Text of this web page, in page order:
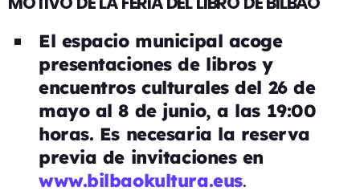
El espacio municipal acoge
presentaciones de libros y
encuentros culturales del 26 de
mayo al 8 de junio, a las 19:00
horas. Es necesaria la reserva
previa de invitaciones en
www.bilbaokultura.eus.